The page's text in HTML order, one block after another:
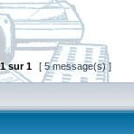
1sur1 [ 5 message(s) ]